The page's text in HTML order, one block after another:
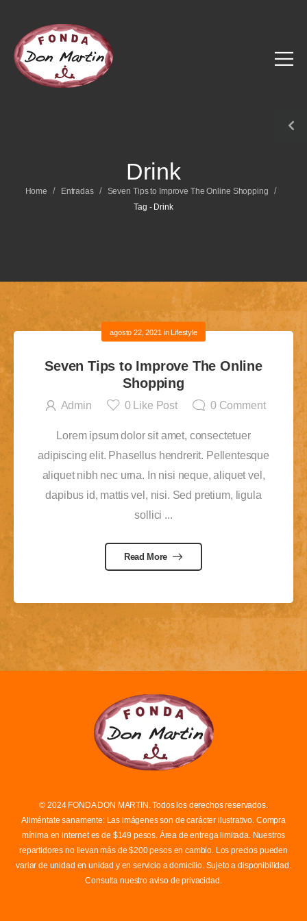
Drink
Home / Entradas / Seven Tips to Improve The Online Shopping /
Tag - Drink
agosto 22, 2021 inLifestyle
Seven Tips to Improve The Online
Shopping
Admin 0 Like Post 0 Comment
Lorem ipsum dolor sit amet, consectetuer
adipiscing elit. Phasellus hendrerit. Pellentesque
aliquet nibh nec urna. In nisi neque, aliquet vel,
dapibus id, mattis vel, nisi. Sed pretium, ligula
sollici ...
Read More
© 2024 FONDA DON MARTIN. Todos los derechos reservados.
Aliméntate sanamente: Las imágenes son de carácter ilustrativo. Compra
mínima en internet es de $149 pesos. Área de entrega limitada. Nuestros
repartidores no llevan más de $200 pesos en cambio. Los precios pueden
variar de unidad en unidad y en servicio a domicilio. Sujeto a disponibilidad.
Consulta nuestro aviso de privacidad.